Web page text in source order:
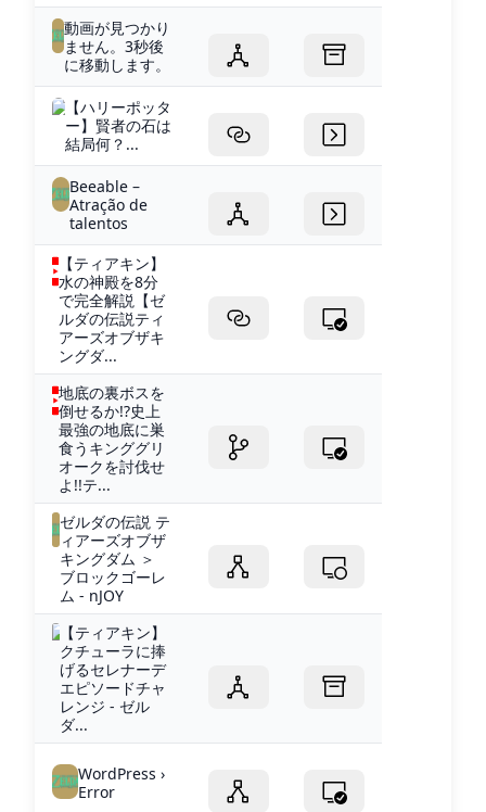
動画が見つかり
ません。3秒後
に移動します。
【ハリーポッタ
ー】賢者の石は
結局何？...
Beeable –
Atração de
talentos
【ティアキン】
水の神殿を8分
で完全解説【ゼ
ルダの伝説ティ
アーズオブザキ
ングダ...
地底の裏ボスを
倒せるか!?史上
最強の地底に巣
食うキンググリ
オークを討伐せ
よ!!テ...
ゼルダの伝説 テ
ィアーズオブザ
キングダム ＞
ブロックゴーレ
ム - nJOY
【ティアキン】
クチューラに捧
げるセレナーデ
エピソードチャ
レンジ - ゼル
ダ...
WordPress ›
Error